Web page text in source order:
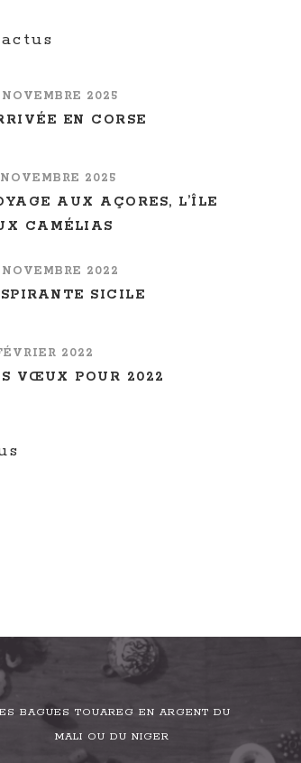
NOVEMBRE 2025
EN CORSE
2025
AUX AÇORES, L’ÎLE
CAMÉLIAS
NOVEMBRE 2022
SICILE
2022
VŒUX POUR 2022
BAGUES TOUAREG EN ARGENT DU
MALI OU DU NIGER